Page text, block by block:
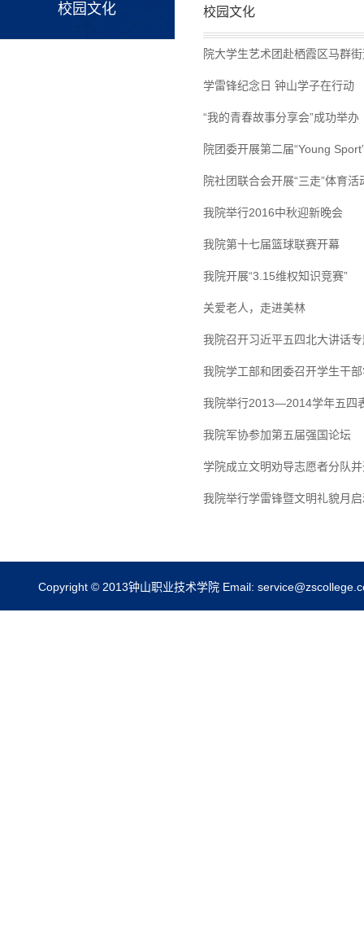
校园文化 校园文化
院大学生艺术团赴栖霞区马群
学雷锋纪念日 钟山学子在行动
“我的青春故事分享会”成功举办
院团委开展第二届“Young
院社团联合会开展“三走”体育活
我院举行2016中秋迎新晚会
我院第十七届篮球联赛开幕
我院开展“3.15维权知识竞赛”
关爱老人，走进美林
我院召开习近平五四北大讲话
我院学工部和团委召开学生干
我院举行2013—2014学年五四
我院军协参加第五届强国论坛
学院成立文明劝导志愿者分队
我院举行学雷锋暨文明礼貌月
Copyright © 2013钟山职业技术学院 Email: